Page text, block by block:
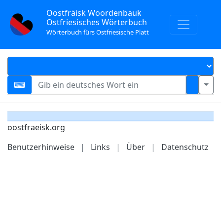
Oostfräisk Woordenbauk
Ostfriesisches Wörterbuch
Wörterbuch fürs Ostfriesische Platt
oostfraeisk.org
Benutzerhinweise
| Links | Über | Datenschutz